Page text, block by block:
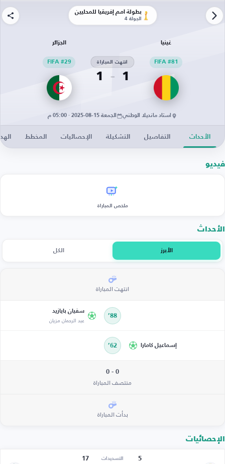
بطولة أمم إفريقيا للمحليين
الجولة 4
غينيا
FIFA #81
1
انتهت المباراة
1
الجزائر
FIFA #29
استاد مانديلا الوطني الجمعة 15-08-2025 · 05:00 م
الأحداث التفاصيل التشكيلة الإحصائيات المخطط
فيديو
ملخص المباراة
الأحداث
الأبرز الكل
انتهت المباراة
88’
سفيان بايازيد
عبد الرحمان مزيان
إسماعيل كامارا 62’
0 - 0
منتصف المباراة
بدأت المباراة
الإحصائيات
5 التسديدات
17